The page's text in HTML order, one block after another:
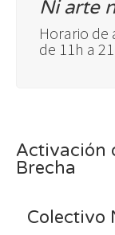
Ni arte
Horario de
de 11h a
Activación
Brecha
Colectivo